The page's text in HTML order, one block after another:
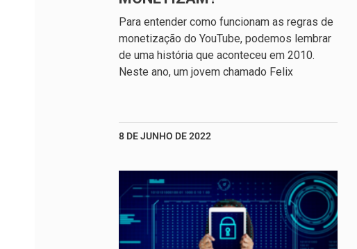
Para entender como funcionam as regras de
monetização do YouTube, podemos lembrar
de uma história que aconteceu em 2010.
Neste ano, um jovem chamado Felix
8 DE JUNHO DE 2022